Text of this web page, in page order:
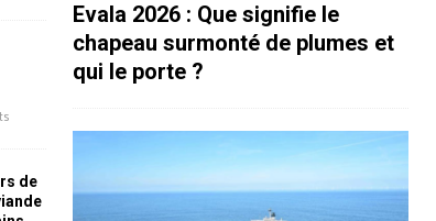
de
Evala 2026 : Que signifie le
chapeau surmonté de plumes et
qui le porte ?